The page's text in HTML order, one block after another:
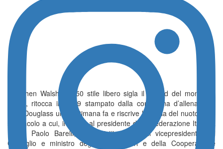
Gretchen Walsh nei 50 stile libero sigla il record del mondo in
23″55, ritocca il 23″59 stampato dalla compagna d’allenamenti
Kate Douglass una settimana fa e riscrive la storia del nuoto. Uno
spettacolo a cui, insieme al presidente della Federazione Italiana
Nuoto Paolo Barelli, ha assistito anche il vicepresidente del
Consiglio e ministro degli Affari Esteri e della Cooperazione